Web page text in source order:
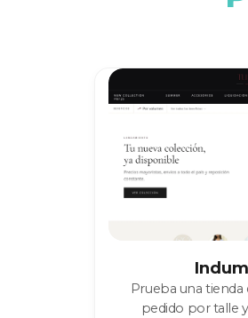
Prueba una
pedido por talle